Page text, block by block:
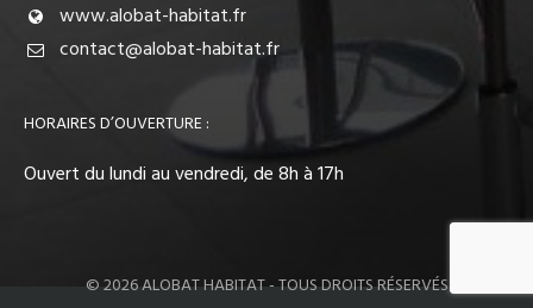
www.alobat-habitat.fr
contact@alobat-habitat.fr
HORAIRES D’OUVERTURE :
Ouvert du lundi au vendredi, de 8h à 17h